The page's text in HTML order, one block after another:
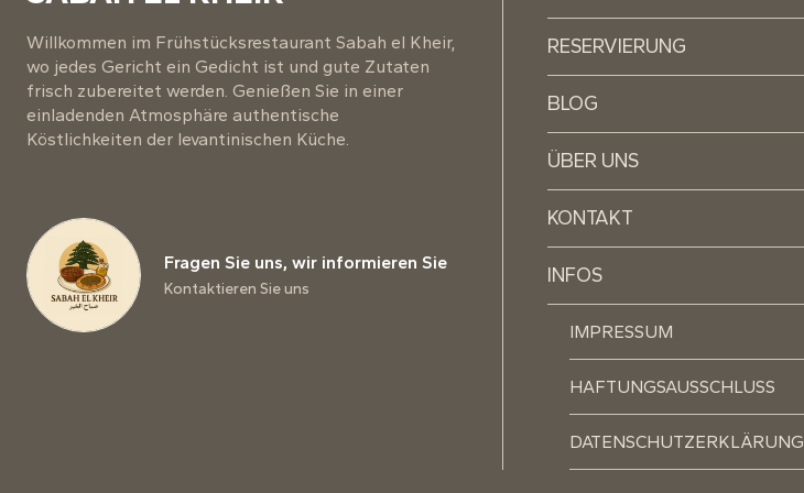
Willkommen im Frühstücksrestaurant Sabah el Kheir,
wo jedes Gericht ein Gedicht ist und gute Zutaten
frisch zubereitet werden. Genießen Sie in einer
einladenden Atmosphäre authentische
Köstlichkeiten der levantinischen Küche.
Fragen Sie uns, wir informieren Sie
Kontaktieren Sie uns
RESERVIERUNG
BLOG
ÜBER UNS
KONTAKT
INFOS
IMPRESSUM
HAFTUNGSAUSSCHLUSS
DATENSCHUTZERKLÄRUNG